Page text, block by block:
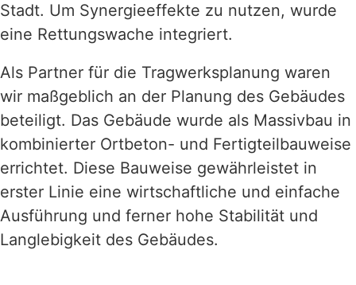
Stadt. Um Synergieeffekte zu nutzen, wurde
eine Rettungswache integriert.
Als Partner für die Tragwerksplanung waren
wir maßgeblich an der Planung des Gebäudes
beteiligt. Das Gebäude wurde als Massivbau in
kombinierter Ortbeton- und Fertigteilbauweise
errichtet. Diese Bauweise gewährleistet in
erster Linie eine wirtschaftliche und einfache
Ausführung und ferner hohe Stabilität und
Langlebigkeit des Gebäudes.